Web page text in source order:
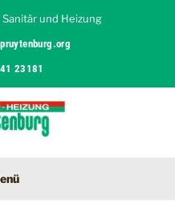
und Heizung
23181